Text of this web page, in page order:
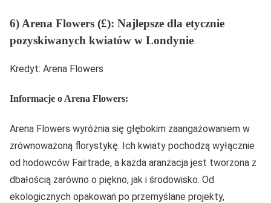
6) Arena Flowers (£): Najlepsze dla etycznie
pozyskiwanych kwiatów w Londynie
Kredyt: Arena Flowers
Informacje o Arena Flowers:
Arena Flowers wyróżnia się głębokim zaangażowaniem w
zrównoważoną florystykę. Ich kwiaty pochodzą wyłącznie
od hodowców Fairtrade, a każda aranżacja jest tworzona z
dbałością zarówno o piękno, jak i środowisko. Od
ekologicznych opakowań po przemyślane projekty,